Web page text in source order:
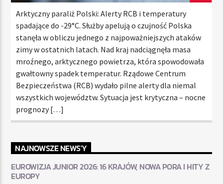
Arktyczny paraliż Polski: Alerty RCB i temperatury
spadające do -29°C. Służby apelują o czujność Polska
stanęła w obliczu jednego z najpoważniejszych ataków
zimy w ostatnich latach. Nad kraj nadciągnęła masa
mroźnego, arktycznego powietrza, która spowodowała
gwałtowny spadek temperatur. Rządowe Centrum
Bezpieczeństwa (RCB) wydało pilne alerty dla niemal
wszystkich województw. Sytuacja jest krytyczna – nocne
prognozy […]
NAJNOWSZE NEWS'Y
EUROWIZJA JUNIOR 2026: 16 KRAJÓW, NOWA PORA I HITY Z
EUROPY